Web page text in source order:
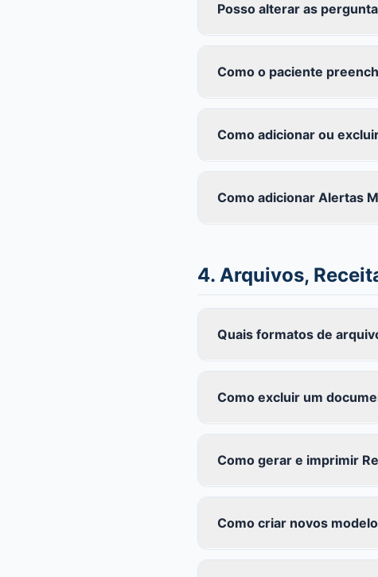
Posso alterar as
Como o paciente
Como adicionar ou
Como adicionar Alertas
4. Arquivos,
Quais formatos de
Como excluir um
Como gerar e imprimir
Como criar novos